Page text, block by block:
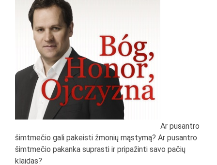
Ar pusantro
šimtmečio gali pakeisti žmonių mąstymą? Ar pusantro
šimtmečio pakanka suprasti ir pripažinti savo pačių
klaidas?